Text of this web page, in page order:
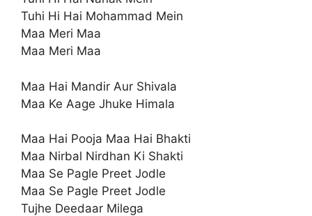
Tuhi Hi Hai Mohammad Mein
Maa Meri Maa
Maa Meri Maa
Maa Hai Mandir Aur Shivala
Maa Ke Aage Jhuke Himala
Maa Hai Pooja Maa Hai Bhakti
Maa Nirbal Nirdhan Ki Shakti
Maa Se Pagle Preet Jodle
Maa Se Pagle Preet Jodle
Tujhe Deedaar Milega